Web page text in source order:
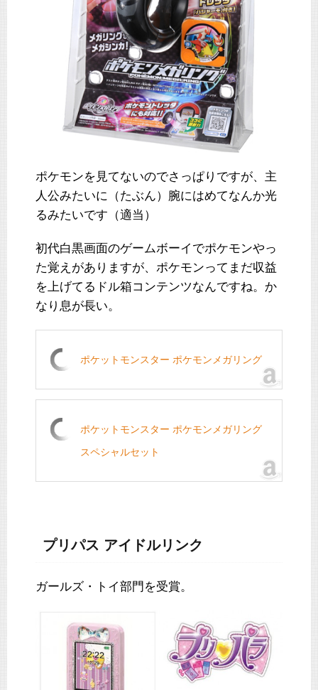
ポケモンを見てないのでさっぱりですが、主
人公みたいに（たぶん）腕にはめてなんか光
るみたいです（適当）
初代白黒画面のゲームボーイでポケモンやっ
た覚えがありますが、ポケモンってまだ収益
を上げてるドル箱コンテンツなんですね。か
なり息が長い。
ポケットモンスター ポケモンメガリング
ポケットモンスター ポケモンメガリング
スペシャルセット
プリパス アイドルリンク
ガールズ・トイ部門を受賞。